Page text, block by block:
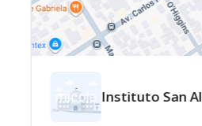
Instituto San